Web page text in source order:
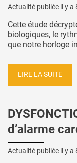
Actualité publiée il y a
Cette étude
biologiques, le
que notre horloge
LIRE LA SUITE
d’alarme
Actualité publiée il y a